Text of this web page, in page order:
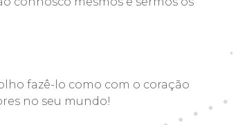
fazê-lo como com o coração
no seu mundo!